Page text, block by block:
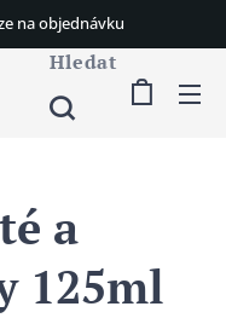
na objednávku
Hledat
a
125ml